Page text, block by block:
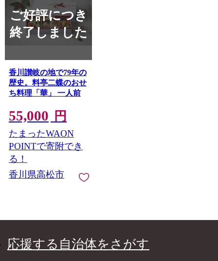
ご好評につき
終了しました
香川讃岐の地で79年の
歴史。料亭二蝶のおせ
ち料理「華」 一人前
55,000 円
たまったWAON
POINTで寄附でき
る！
香川県高松市
応援する自治体をさがす